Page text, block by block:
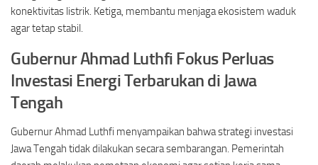
konektivitas listrik. Ketiga, membantu menjaga ekosistem waduk
agar tetap stabil.
Gubernur Ahmad Luthfi Fokus Perluas
Investasi Energi Terbarukan di Jawa
Tengah
Gubernur Ahmad Luthfi menyampaikan bahwa strategi investasi
Jawa Tengah tidak dilakukan secara sembarangan. Pemerintah